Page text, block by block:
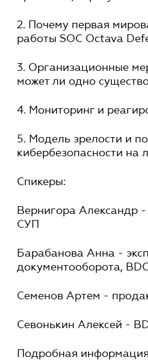
2. Почему первая
работы SOC Octava
3. Организационные
может ли одно
4. Мониторинг и
5. Модель зрелости и
кибербезопасности на
Спикеры:
Вернигора Александр
СУП
Барабанова Анна -
документооборота,
Семенов Артем -
Севонькин Алексей -
Подробная